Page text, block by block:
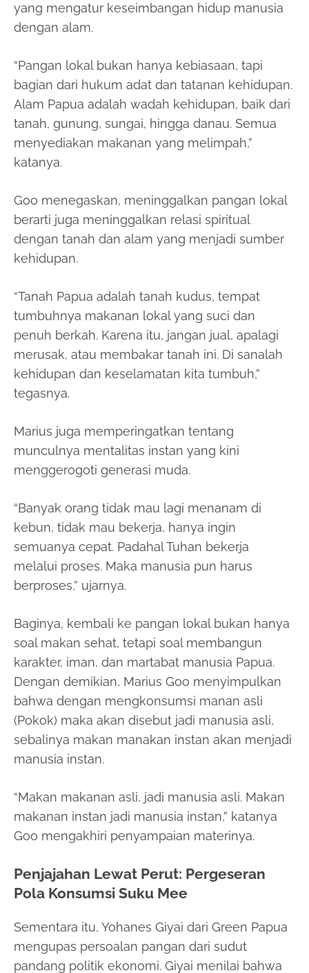
yang mengatur keseimbangan hidup manusia
dengan alam.
“Pangan lokal bukan hanya kebiasaan, tapi
bagian dari hukum adat dan tatanan kehidupan.
Alam Papua adalah wadah kehidupan, baik dari
tanah, gunung, sungai, hingga danau. Semua
menyediakan makanan yang melimpah,”
katanya.
Goo menegaskan, meninggalkan pangan lokal
berarti juga meninggalkan relasi spiritual
dengan tanah dan alam yang menjadi sumber
kehidupan.
“Tanah Papua adalah tanah kudus, tempat
tumbuhnya makanan lokal yang suci dan
penuh berkah. Karena itu, jangan jual, apalagi
merusak, atau membakar tanah ini. Di sanalah
kehidupan dan keselamatan kita tumbuh,”
tegasnya.
Marius juga memperingatkan tentang
munculnya mentalitas instan yang kini
menggerogoti generasi muda.
“Banyak orang tidak mau lagi menanam di
kebun, tidak mau bekerja, hanya ingin
semuanya cepat. Padahal Tuhan bekerja
melalui proses. Maka manusia pun harus
berproses,” ujarnya.
Baginya, kembali ke pangan lokal bukan hanya
soal makan sehat, tetapi soal membangun
karakter, iman, dan martabat manusia Papua.
Dengan demikian, Marius Goo menyimpulkan
bahwa dengan mengkonsumsi manan asli
(Pokok) maka akan disebut jadi manusia asli,
sebalinya makan manakan instan akan menjadi
manusia instan.
“Makan makanan asli, jadi manusia asli. Makan
makanan instan jadi manusia instan,” katanya
Goo mengakhiri penyampaian materinya.
Penjajahan Lewat Perut: Pergeseran
Pola Konsumsi Suku Mee
Sementara itu, Yohanes Giyai dari Green Papua
mengupas persoalan pangan dari sudut
pandang politik ekonomi. Giyai menilai bahwa